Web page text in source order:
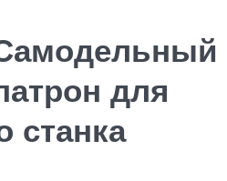
для
станка